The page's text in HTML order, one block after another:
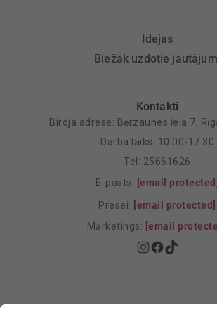
Idejas
Biežāk uzdotie
Kontakti
Biroja adrese: Bērzaunes iela 7,
Darba laiks: 10.00-17.30
Tel: 25661626
E-pasts: [email protected]
Presei: [email protected]
Mārketings: [email